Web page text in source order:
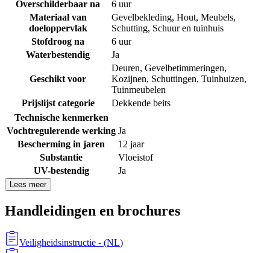
Overschilderbaar na
6 uur
Materiaal van
doeloppervlak
Gevelbekleding, Hout, Meubels,
Schutting, Schuur en tuinhuis
Stofdroog na
6 uur
Waterbestendig
Ja
Geschikt voor
Deuren, Gevelbetimmeringen,
Kozijnen, Schuttingen, Tuinhuizen,
Tuinmeubelen
Prijslijst categorie
Dekkende beits
Technische kenmerken
Vochtregulerende werking Ja
Bescherming in jaren
12 jaar
Substantie
Vloeistof
UV-bestendig
Ja
Lees meer
Handleidingen en brochures
Veiligheidsinstructie - (NL)